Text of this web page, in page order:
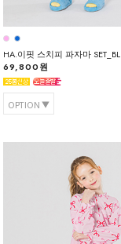
HA.이핏 스치피 파자마 SET_BL
69,800원
OPTION